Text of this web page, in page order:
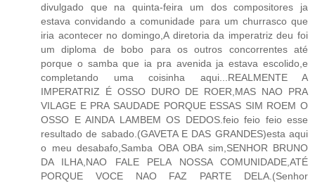
divulgado que na quinta-feira um dos compositores ja
estava convidando a comunidade para um churrasco que
iria acontecer no domingo,A diretoria da imperatriz deu foi
um diploma de bobo para os outros concorrentes até
porque o samba que ia pra avenida ja estava escolido,e
completando uma coisinha aqui...REALMENTE A
IMPERATRIZ É OSSO DURO DE ROER,MAS NAO PRA
VILAGE E PRA SAUDADE PORQUE ESSAS SIM ROEM O
OSSO E AINDA LAMBEM OS DEDOS.feio feio feio esse
resultado de sabado.(GAVETA E DAS GRANDES)esta aqui
o meu desabafo,Samba OBA OBA sim,SENHOR BRUNO
DA ILHA,NAO FALE PELA NOSSA COMUNIDADE,ATÉ
PORQUE VOCE NAO FAZ PARTE DELA.(Senhor